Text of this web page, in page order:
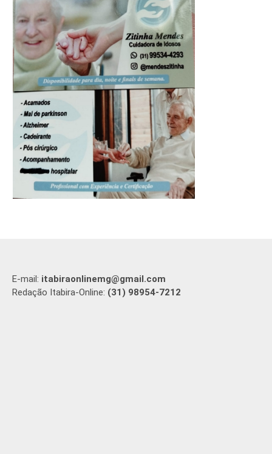
E-mail: itabiraonlinemg@gmail.com
Redação Itabira-Online: (31) 98954-7212